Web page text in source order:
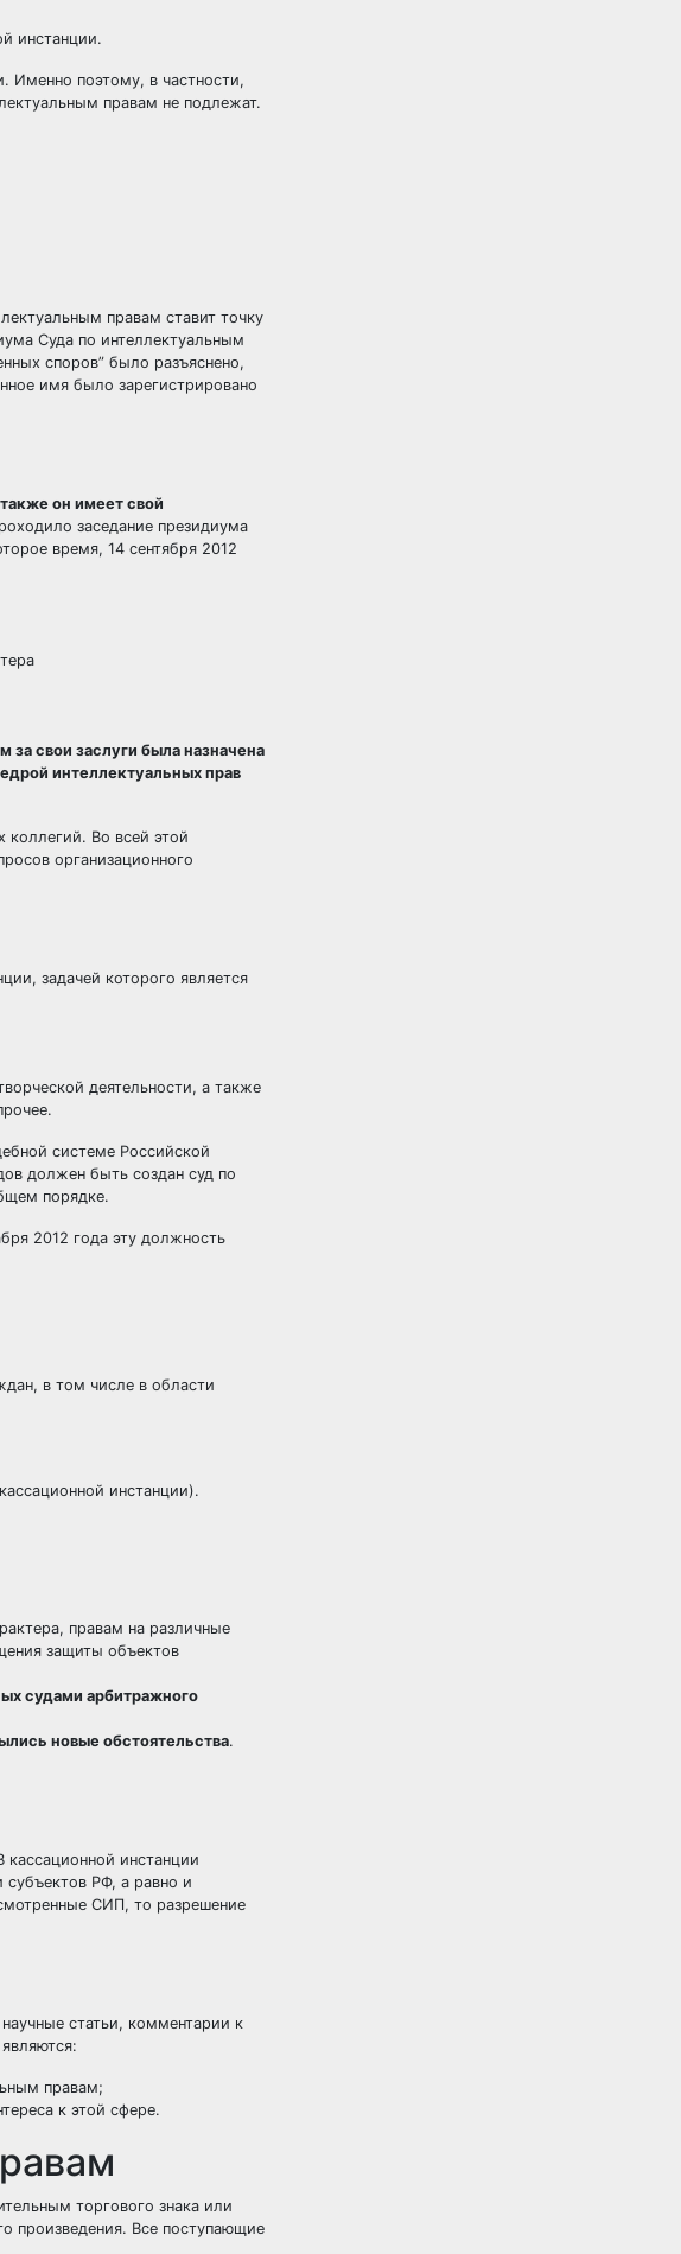
инстанции.
Именно поэтому, в частности,
правам не подлежат.
правам ставит точку
Суда по интеллектуальным
споров” было разъяснено,
имя было зарегистрировано
он имеет свой
заседание президиума
время, 14 сентября 2012
свои заслуги была назначена
интеллектуальных прав
коллегий. Во всей этой
организационного
задачей которого является
деятельности, а также
системе Российской
должен быть создан суд по
порядке.
2012 года эту должность
в том числе в области
инстанции).
правам на различные
защиты объектов
судами арбитражного
новые обстоятельства.
инстанции
РФ, а равно и
СИП, то разрешение
статьи, комментарии к
правам;
к этой сфере.
торгового знака или
произведения. Все поступающие